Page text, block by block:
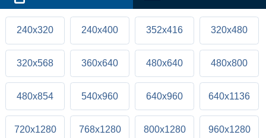
240x320 240x400 352x416 320x480
320x568 360x640 480x640 480x800
480x854 540x960 640x960 640x1136
720x1280 768x1280 800x1280 960x1280